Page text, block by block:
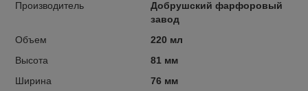
Производитель
Добрушский фарфоровый
завод
Объем
220 мл
Высота
81 мм
Ширина
76 мм